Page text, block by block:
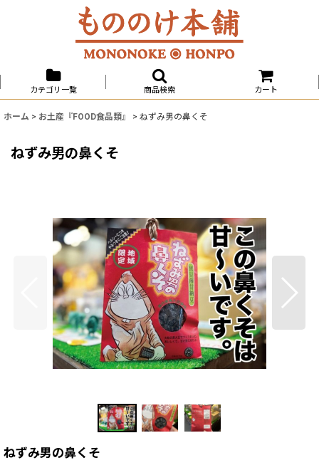
カテゴリ一覧 商品検索 カート
ホーム > お土産『FOOD食品類』 > ねずみ男の鼻くそ
ねずみ男の鼻くそ
ねずみ男の鼻くそ